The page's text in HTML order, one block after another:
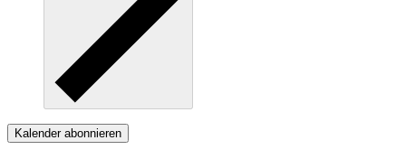
Kalender abonnieren